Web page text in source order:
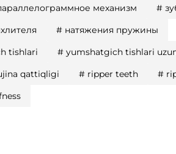
механизм #
# натяжения пружины
tishlari # yumshatgich tishlari
qattiqligi # ripper teeth #